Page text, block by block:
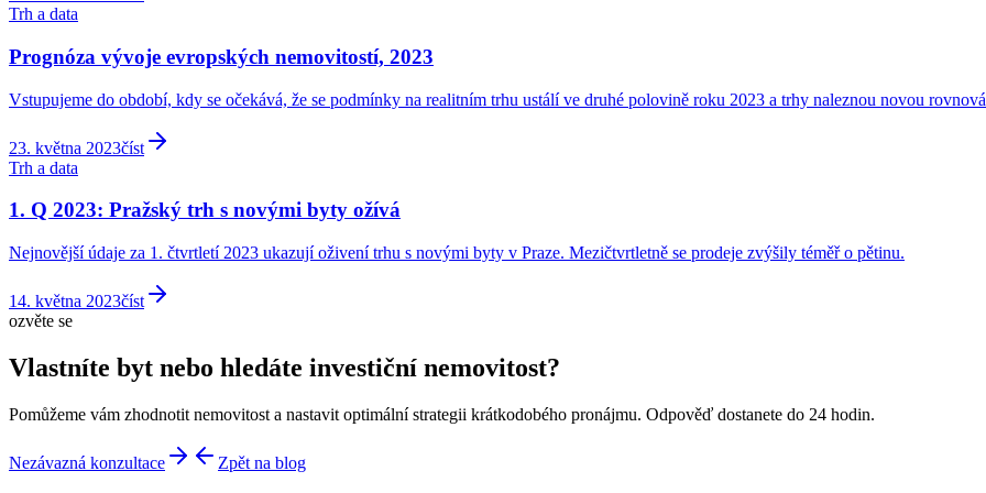
Trh a data
Prognóza vývoje evropských nemovitostí, 2023
Vstupujeme do období, kdy se očekává, že se podmínky na realitním trhu ustálí ve druhé polovině roku 2023 a trhy naleznou novou
23. května 2023číst
Trh a data
1. Q 2023: Pražský trh s novými byty ožívá
Nejnovější údaje za 1. čtvrtletí 2023 ukazují oživení trhu s novými byty v Praze. Mezičtvrtletně se prodeje zvýšily téměř o pětinu.
14. května 2023číst
ozvěte se
Vlastníte byt nebo hledáte investiční nemovitost?
Pomůžeme vám zhodnotit nemovitost a nastavit optimální strategii krátkodobého pronájmu. Odpověď dostanete do 24 hodin.
Nezávazná konzultace
Zpět na blog